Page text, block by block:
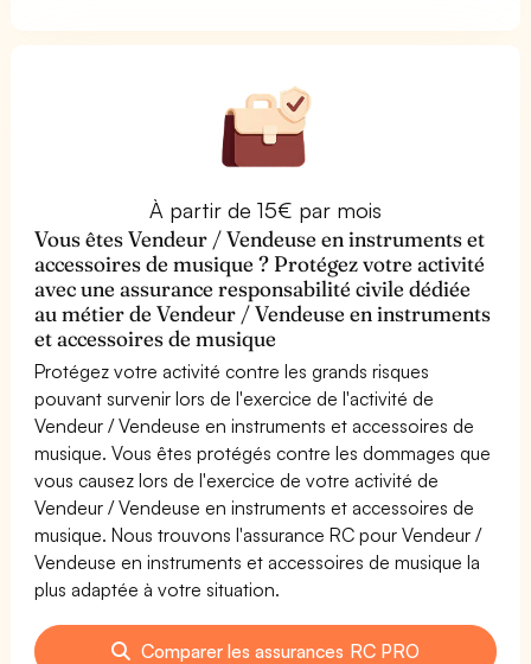
À partir de 15€ par mois
Vous êtes Vendeur / Vendeuse en instruments et
accessoires de musique ? Protégez votre activité
avec une assurance responsabilité civile dédiée
au métier de Vendeur / Vendeuse en instruments
et accessoires de musique
Protégez votre activité contre les grands risques
pouvant survenir lors de l'exercice de l'activité de
Vendeur / Vendeuse en instruments et accessoires de
musique. Vous êtes protégés contre les dommages que
vous causez lors de l'exercice de votre activité de
Vendeur / Vendeuse en instruments et accessoires de
musique. Nous trouvons l'assurance RC pour Vendeur /
Vendeuse en instruments et accessoires de musique la
plus adaptée à votre situation.
Comparer les assurances RC PRO